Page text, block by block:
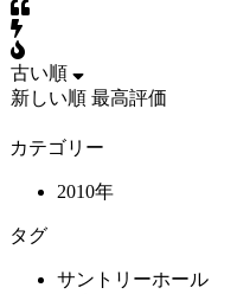
古い順
新しい順 最高評価
カテゴリー
2010年
タグ
サントリーホール